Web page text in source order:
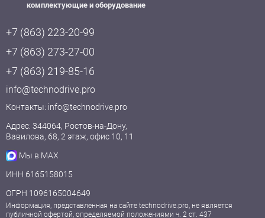
комплектующие и оборудование
+7 (863) 223-20-99
+7 (863) 273-27-00
+7 (863) 219-85-16
info@technodrive.pro
Контакты: info@technodrive.pro
Адрес: 344064, Ростов-на-Дону,
Вавилова, 68, 2 этаж, офис 10, 11
Мы в MAX
ИНН 6165158015
ОГРН 1096165004649
Информация, представленная на сайте technodrive.pro, не является
публичной офертой, определяемой положениями ч. 2 ст. 437